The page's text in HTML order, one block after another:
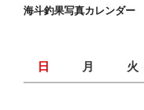
海斗釣果写真カレンダー
日
月 火